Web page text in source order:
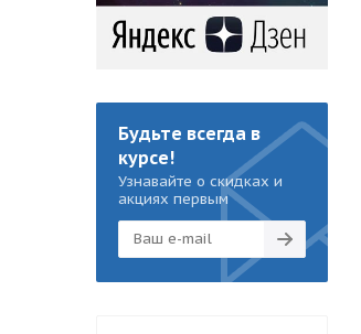
Будьте всегда в
курсе!
Узнавайте о скидках и
акциях первым